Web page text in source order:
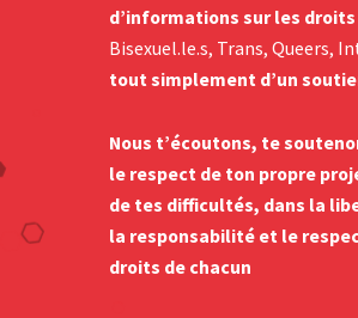
d’informations sur les droits
Bisexuel.le.s, Trans, Queers,
tout simplement d’un
Nous t’écoutons, te
le respect de ton propre
de tes difficultés, dans la
la responsabilité et le
droits de chacun